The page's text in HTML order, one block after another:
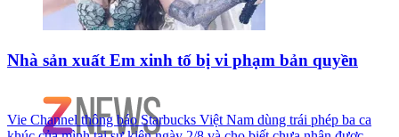
Nhà sản xuất Em xinh tố bị vi phạm bản quyền
Vie Channel thông báo Starbucks Việt Nam dùng trái phép ba ca